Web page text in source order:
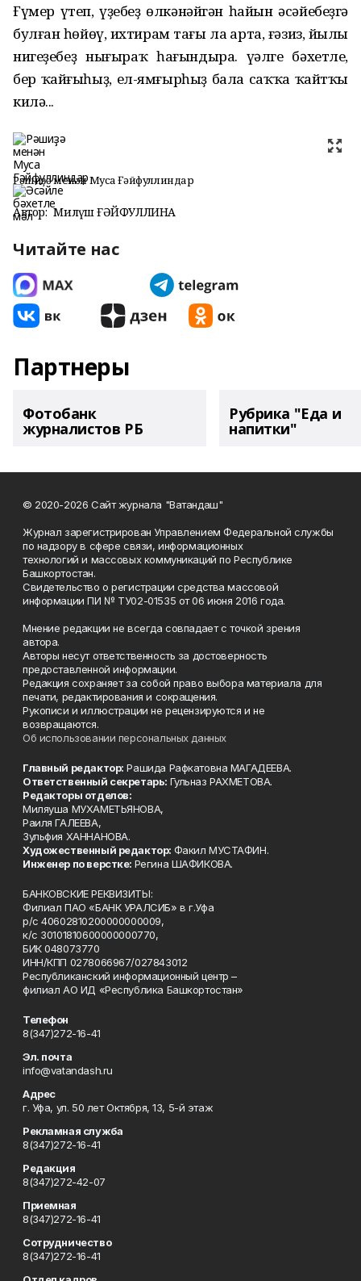
Ғүмер үтеп, үҙебеҙ өлкәнәйгән һайын әсәйебеҙгә
булған һөйөү, ихтирам тағы ла арта, ғәзиз, йылы
нигеҙебеҙ нығыраҡ һағындыра. Әүәлге бәхетле,
бер ҡайғыһыҙ, ел-ямғырһыҙ бала саҡҡа ҡайтҡы
килә...
Рәшиҙә менән Муса Ғәйфуллиндар
Автор: Миләүшә ҒӘЙФУЛЛИНА
Читайте нас
Партнеры
Фотобанк
журналистов РБ
Рубрика "Еда и
напитки"
© 2020-2026 Сайт журнала "Ватандаш"
Журнал зарегистрирован Управлением Федеральной службы
по надзору в сфере связи, информационных
технологий и массовых коммуникаций по Республике
Башкортостан.
Свидетельство о регистрации средства массовой
информации ПИ № ТУ02-01535 от 06 июня 2016 года.
Мнение редакции не всегда совпадает с точкой зрения
автора.
Авторы несут ответственность за достоверность
предоставленной информации.
Редакция сохраняет за собой право выбора материала для
печати, редактирования и сокращения.
Рукописи и иллюстрации не рецензируются и не
возвращаются.
Об использовании персональных данных
Главный редактор: Рашида Рафкатовна МАГАДЕЕВА.
Ответственный секретарь: Гульназ РАХМЕТОВА.
Редакторы отделов:
Миляуша МУХАМЕТЬЯНОВА,
Раиля ГАЛЕЕВА,
Зульфия ХАННАНОВА.
Художественный редактор: Факил МУСТАФИН.
Инженер по верстке: Регина ШАФИКОВА.
БАНКОВСКИЕ РЕКВИЗИТЫ:
Филиал ПАО «БАНК УРАЛСИБ» в г.Уфа
р/с 40602810200000000009,
к/с 30101810600000000770,
БИК 048073770
ИНН/КПП 0278066967/027843012
Республиканский информационный центр –
филиал АО ИД «Республика Башкортостан»
Телефон
8(347)272-16-41
Эл. почта
info@vatandash.ru
Адрес
г. Уфа, ул. 50 лет Октября, 13, 5-й этаж
Рекламная служба
8(347)272-16-41
Редакция
8(347)272-42-07
Приемная
8(347)272-16-41
Сотрудничество
8(347)272-16-41